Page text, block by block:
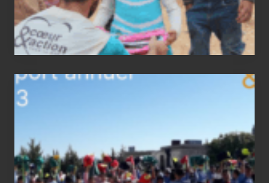
Rapport
annuel